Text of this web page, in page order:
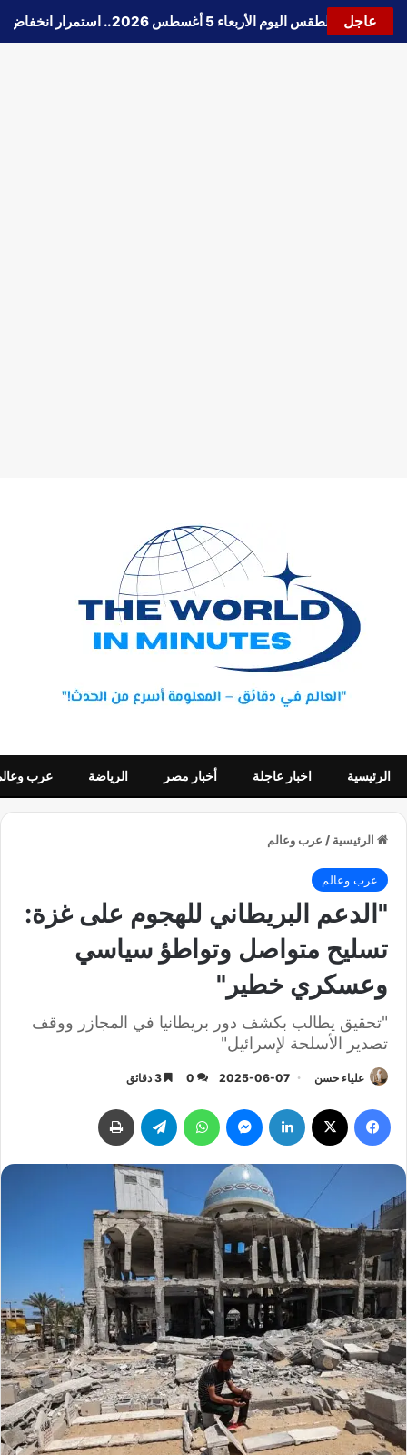
عاجل🔵 حالة الطقس اليوم الأربعاء 5 أغسطس 2026.. استمرار انخفاض الحرارة وتحذيرات من الشبورة واضطراب الملاحة
الرئيسية اخبار عاجلة أخبار مصر الرياضة عرب
الرئيسية / عرب وعالم
عرب وعالم
"الدعم البريطاني للهجوم على غزة:
تسليح متواصل وتواطؤ سياسي
وعسكري خطير"
"تحقيق يطالب بكشف دور بريطانيا في المجازر ووقف
تصدير الأسلحة لإسرائيل"
علياء حسن 2025-06-07
0